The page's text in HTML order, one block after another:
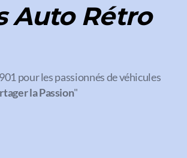
Auto Rétro
pour les passionnés de véhicules
la Passion"